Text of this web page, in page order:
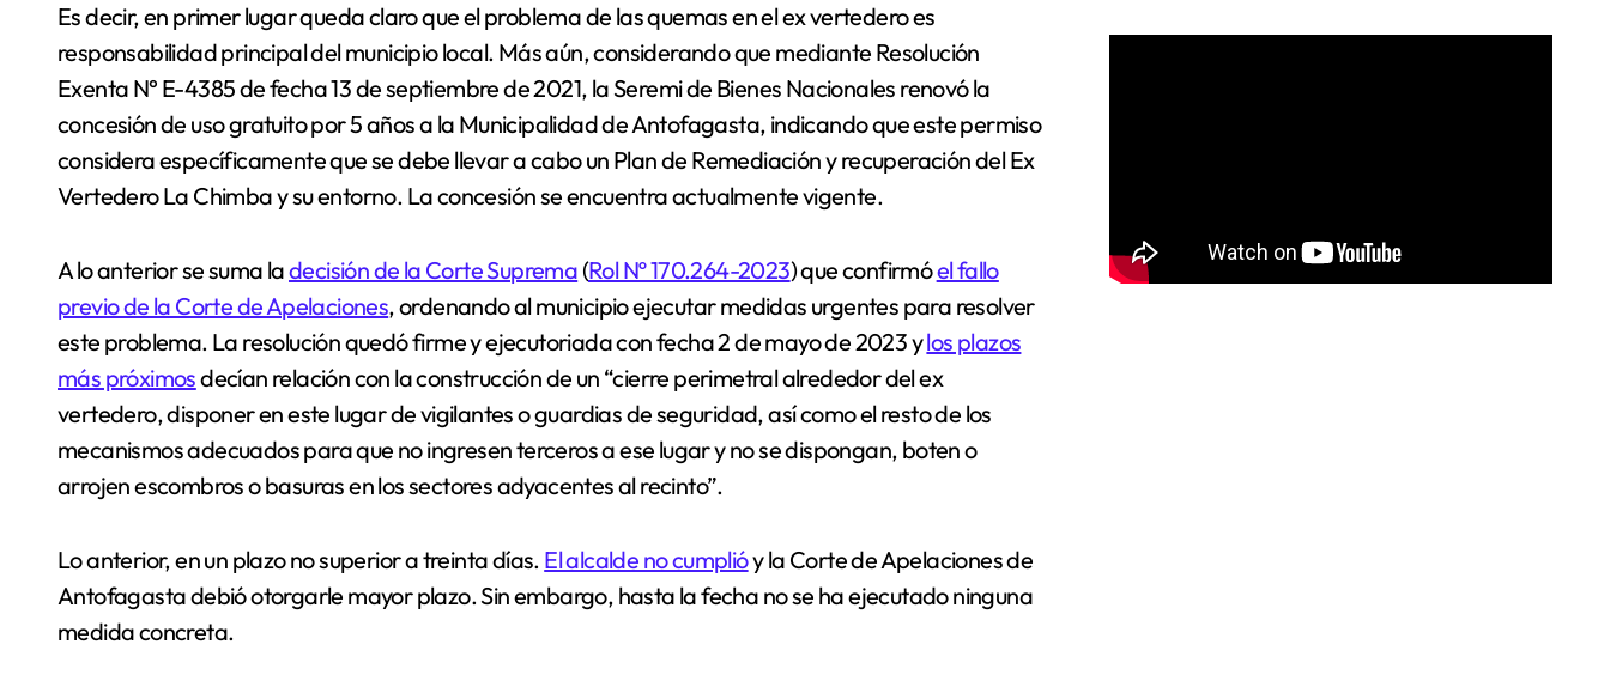
Es decir, en primer lugar queda claro que el problema de las quemas en el ex vertedero es
responsabilidad principal del municipio local. Más aún, considerando que mediante Resolución
Exenta N° E-4385 de fecha 13 de septiembre de 2021, la Seremi de Bienes Nacionales renovó la
concesión de uso gratuito por 5 años a la Municipalidad de Antofagasta, indicando que este permiso
considera específicamente que se debe llevar a cabo un Plan de Remediación y recuperación del Ex
Vertedero La Chimba y su entorno. La concesión se encuentra actualmente vigente.
A lo anterior se suma ladecisión de la Corte Suprema (Rol Nº 170.264-2023) que confirmóel fallo
previo de la Corte de Apelaciones, ordenando al municipio ejecutar medidas urgentes para resolver
este problema. La resolución quedó firme y ejecutoriada con fecha 2 de mayo de 2023 ylos plazos
más próximosdecían relación con la construcción de un “cierre perimetral alrededor del ex
vertedero, disponer en este lugar de vigilantes o guardias de seguridad, así como el resto de los
mecanismos adecuados para que no ingresen terceros a ese lugar y no se dispongan, boten o
arrojen escombros o basuras en los sectores adyacentes al recinto”.
Lo anterior, en un plazo no superior a treinta días. El alcalde no cumplióy la Corte de Apelaciones de
Antofagasta debió otorgarle mayor plazo. Sin embargo, hasta la fecha no se ha ejecutado ninguna
medida concreta.